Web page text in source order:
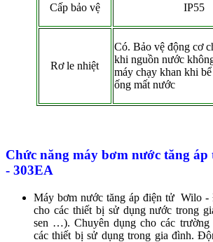
Cấp bảo vệ IP55
Rơ le nhiệt
Có. Bảo vệ động cơ
khi nguồn nước
máy chạy khan khi
ống mất nước
Chức năng máy bơm nước tăng áp
- 303EA
Máy bơm nước tăng áp điện tử Wilo -
cho các thiết bị sử dụng nước trong
sen …). Chuyên dụng cho các trường
các thiết bị sử dụng trong gia đình.